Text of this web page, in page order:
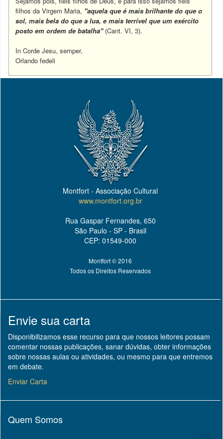
filhos da Virgem Maria, "aquela que é mais brilhante do que o
sol, mais bela do que a lua, e mais terrível que um exército
posto em ordem de batalha"(Cant. VI, 3).
In Corde Jesu, semper,
Orlando fedeli
Montfort - Associação Cultural
www.montfort.org.br
Rua Gaspar Fernandes, 650
São Paulo - SP - Brasil
CEP: 01549-000
Montfort © 2016
Todos os Direitos Reservados
Envie sua carta
Disponibilizamos esse recurso para que nossos leitores possam
comentar nossas publicações, sanar dúvidas, obter informações
sobre nossas aulas ou atividades, ou mesmo para que entremos
em debate.
Enviar Carta
Quem Somos